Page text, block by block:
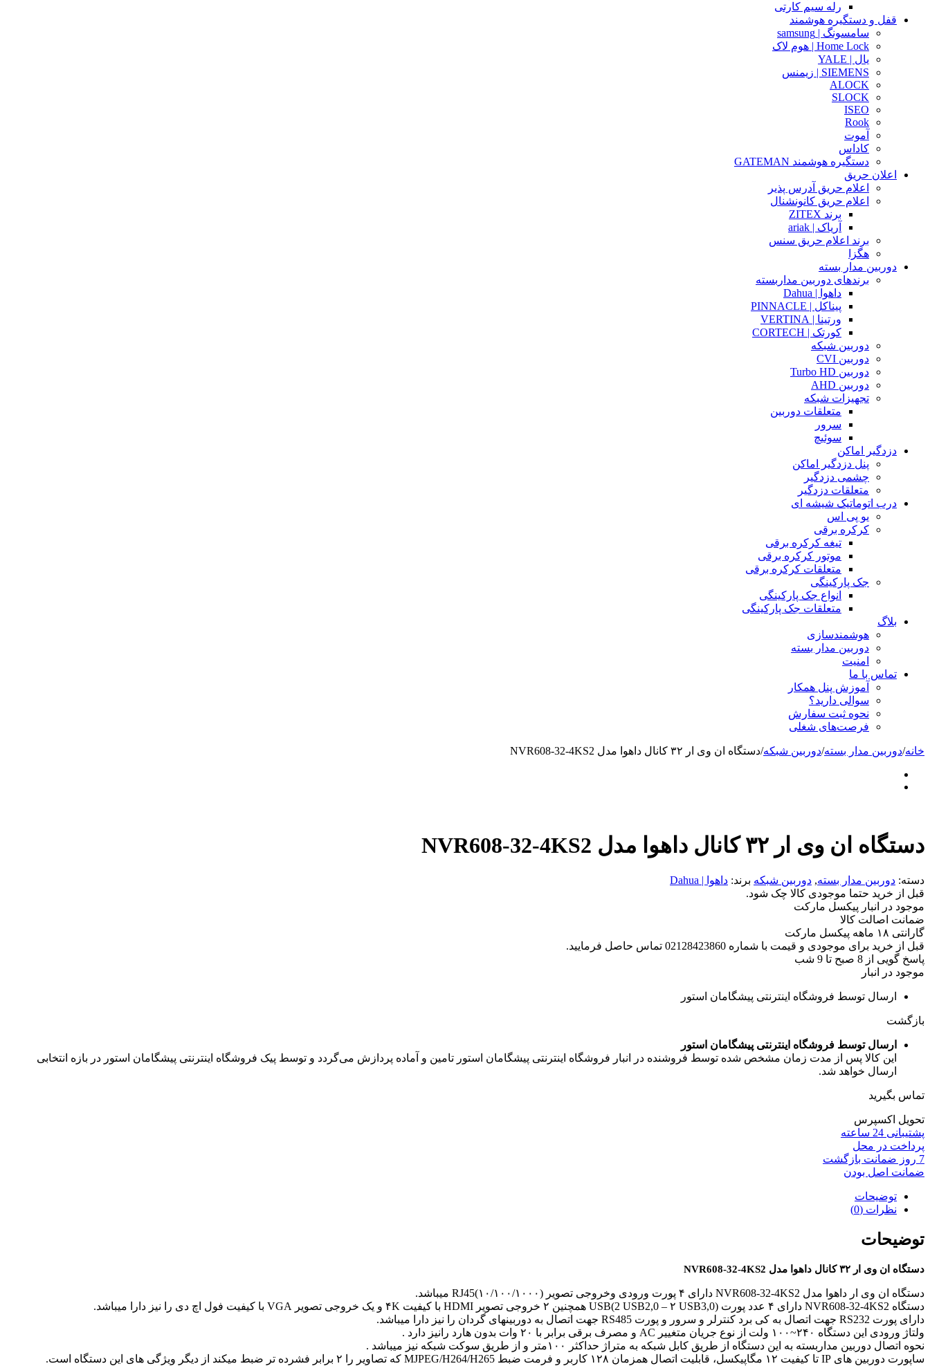
رله سیم کارتی
قفل و دستگیره هوشمند
سامسونگ | samsung
Home Lock | هوم لاک
یال | YALE
SIEMENS | زیمنس
ALOCK
SLOCK
ISEO
Rook
آموت
کاداس
دستگیره هوشمند GATEMAN
اعلان حریق
اعلام حریق آدرس پذیر
اعلام حریق کانونشنال
برند ZITEX
آریاک | ariak
برند اعلام حریق سنس
هگزا
دوربین مدار بسته
برندهای دوربین مداربسته
داهوا | Dahua
پیناکل | PINNACLE
ورتینا | VERTINA
کورتک | CORTECH
دوربین شبکه
دوربین CVI
دوربین Turbo HD
دوربین AHD
تجهیزات شبکه
متعلقات دوربین
سرور
سوئیچ
دزدگیر اماکن
پنل دزدگیر اماکن
چشمی دزدگیر
متعلقات دزدگیر
درب اتوماتیک شیشه ای
یو پی اس
کرکره برقی
تیغه کرکره برقی
موتور کرکره برقی
متعلقات کرکره برقی
جک پارکینگی
انواع جک پارکینگی
متعلقات جک پارکینگی
بلاگ
هوشمندسازی
دوربین مدار بسته
امنیت
تماس با ما
آموزش پنل همکار
سوالی دارید؟
نحوه ثبت سفارش
فرصت‌های شغلی
خانه/دوربین مدار بسته/دوربین شبکه/دستگاه ان وی ار ۳۲ کانال داهوا مدل NVR608-32-4KS2
دستگاه ان وی ار ۳۲ کانال داهوا مدل NVR608-32-4KS2
دسته: دوربین مدار بسته, دوربین شبکه برند: داهوا | Dahua
قبل از خرید حتما موجودی کالا چک شود.
موجود در انبار پیکسل مارکت
ضمانت اصالت کالا
گارانتی ۱۸ ماهه پیکسل مارکت
قبل از خرید برای موجودی و قیمت با شماره 02128423860 تماس حاصل فرمایید.
پاسخ گویی از 8 صبح تا 9 شب
موجود در انبار
ارسال توسط فروشگاه اینترنتی پیشگامان استور
بازگشت
ارسال توسط فروشگاه اینترنتی پیشگامان استور
این کالا پس از مدت زمان مشخص شده توسط فروشنده در انبار فروشگاه اینترنتی پیشگامان استور تامین و آماده پردازش می‌گردد و توسط پیک فروشگاه اینترنتی پیشگامان استور در بازه انتخابی
ارسال خواهد شد.
تماس بگیرید
تحویل اکسپرس
پشتیبانی 24 ساعته
پرداخت در محل
7 روز ضمانت بازگشت
ضمانت اصل بودن
توضیحات
نظرات (0)
توضیحات
دستگاه ان وی ار ۳۲ کانال داهوا مدل NVR608-32-4KS2
دستگاه ان وی ار داهوا مدل NVR608-32-4KS2 دارای ۴ پورت ورودی وخروجی تصویر (۱۰/۱۰۰/۱۰۰۰)RJ45 میباشد.
دستگاه NVR608-32-4KS2 دارای ۴ عدد پورت (USB(2 USB2,0 – ۲ USB3,0 همچنین ۲ خروجی تصویر HDMI با کیفیت ۴K و یک خروجی تصویر VGA با کیفیت فول اچ دی را نیز دارا میباشد.
دارای پورت RS232 جهت اتصال به کی برد کنترلر و سرور و پورت RS485 جهت اتصال به دوربینهای گردان را نیز دارا میباشد.
ولتاژ ورودی این دستگاه ۲۴۰~۱۰۰ ولت از نوع جریان متغییر AC و مصرف برقی برابر با ۲۰ وات بدون هارد رانیز دارد .
نحوه اتصال دوربین مداربسته به این دستگاه از طریق کابل شبکه به متراژ حداکثر ۱۰۰متر و از طریق سوکت شبکه نیز میباشد .
ساپورت دوربین های IP تا کیفیت ۱۲ مگاپیکسل، قابلیت اتصال همزمان ۱۲۸ کاربر و فرمت ضبط MJPEG/H264/H265 که تصاویر را ۲ برابر فشرده تر ضبط میکند از دیگر ویژگی های این دستگاه است.